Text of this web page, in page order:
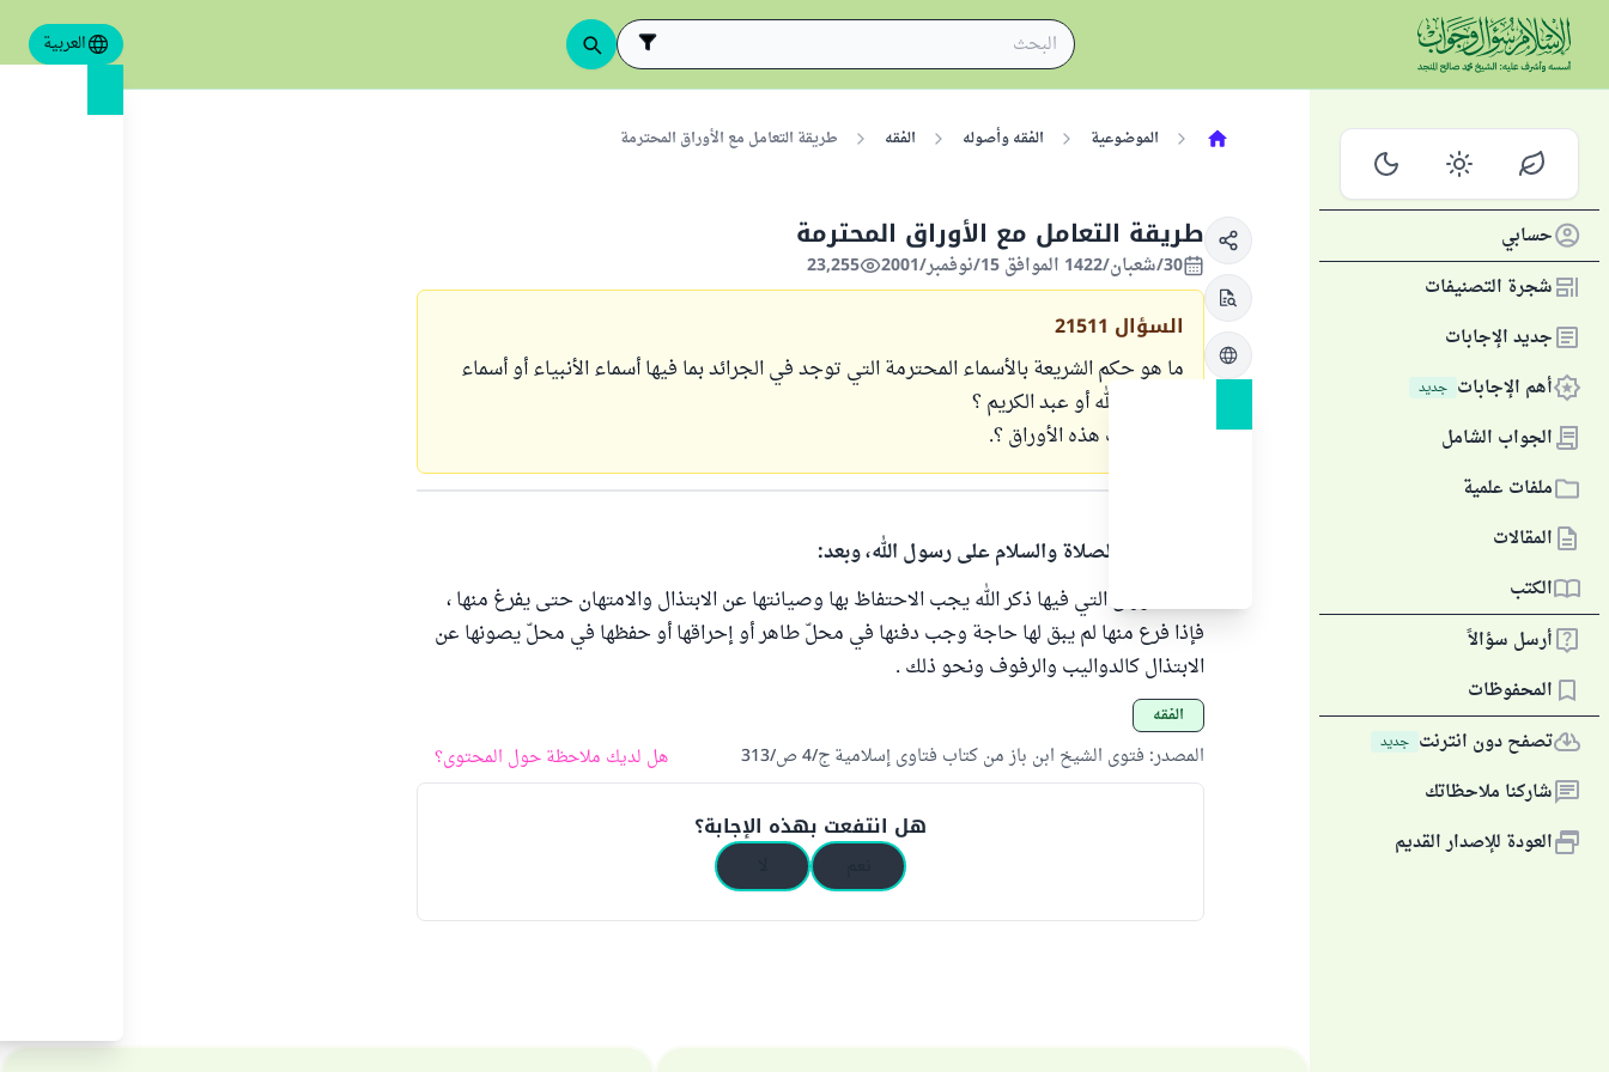
العربية
حسابي
شجرة التصنيفات
جديد الإجابات
أهم الإجابات جديد
الجواب الشامل
ملفات علمية
المقالات
الكتب
أرسل سؤالاً
المحفوظات
تصفح دون انترنت جديد
شاركنا ملاحظاتك
العودة للإصدار القديم
الموضوعية الفقه وأصوله الفقه طريقة التعامل مع الأوراق المحترمة
طريقة التعامل مع الأوراق المحترمة
30/شعبان/1422 الموافق 15/نوفمبر/2001 23,255
السؤال 21511
ما هو حكم الشريعة بالأسماء المحترمة التي توجد في الجرائد بما فيها أسماء الأنبياء أو أسماء
الله عبد الله أو عبد الكريم ؟
كيف نتلف هذه الأوراق ؟.
الحمد لله والصلاة والسلام على رسول الله، وبعد:
هذه الأوراق التي فيها ذكر الله يجب الاحتفاظ بها وصيانتها عن الابتذال والامتهان حتى يفرغ منها ،
فإذا فرع منها لم يبق لها حاجة وجب دفنها في محلّ طاهر أو إحراقها أو حفظها في محلّ يصونها عن
الابتذال كالدواليب والرفوف ونحو ذلك .
الفقه
المصدر: فتوى الشيخ ابن باز من كتاب فتاوى إسلامية ج/4 ص/313 هل لديك ملاحظة حول المحتوى؟
هل انتفعت بهذه الإجابة؟